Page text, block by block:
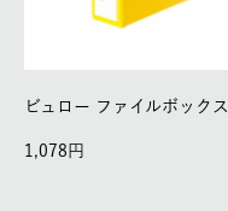
ビュロー ファイルボックス
1,078